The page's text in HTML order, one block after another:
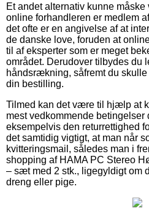
Et andet alternativ kunne
online forhandleren er medlem
det ofte er en angivelse af at
de danske love, foruden at
til af eksperter som er meget
området. Derudover tilbydes du
håndsrækning, såfremt du
din bestilling.
Tilmed kan det være til hjælp at
mest vedkommende betingelser
eksempelvis den returrettighed
det samtidig vigtigt, at man når
kvitteringsmail, således man i
shopping af HAMA PC Stereo
– sæt med 2 stk., ligegyldigt om
dreng eller pige.